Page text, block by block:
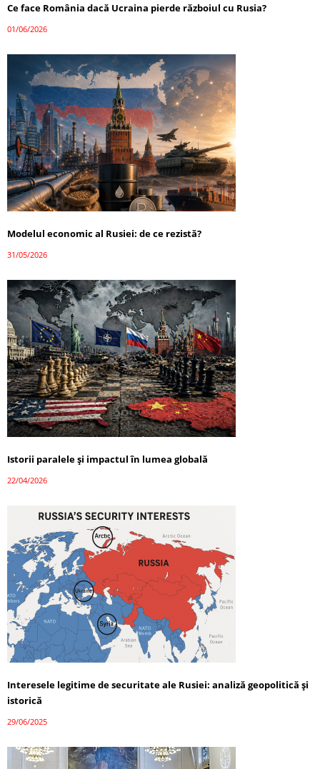
Ce face România dacă Ucraina pierde războiul cu Rusia?
01/06/2026
Modelul economic al Rusiei: de ce rezistă?
31/05/2026
Istorii paralele și impactul în lumea globală
22/04/2026
Interesele legitime de securitate ale Rusiei: analiză geopolitică și
istorică
29/06/2025